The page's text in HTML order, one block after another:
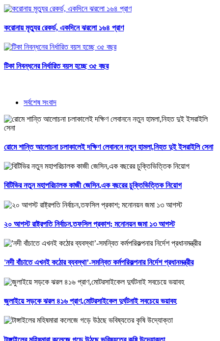
করোনায় মৃত্যুর রেকর্ড, একদিনে ঝরলো ১৬৪ প্রাণ
টিকা নিবন্ধনের নির্ধারিত বয়স হচ্ছে ৩৫ বছর
সর্বশেষ সংবাদ
রোমে শান্তি আলোচনা চলাকালেই দক্ষিণ লেবাননে নতুন হামলা,নিহত দুই ইসরাইলি সেনা
বিটিভির নতুন মহাপরিচালক কাজী জেসিন,এক বছরের চুক্তিভিত্তিক নিয়োগ
২০ আগস্ট রাষ্ট্রপতি নির্বাচন,তফসিল প্রকাশ; মনোনয়ন জমা ১৩ আগস্ট
'নদী বাঁচাতে এখনই কঠোর ব্যবস্থা’-সমন্বিত কর্মপরিকল্পনার নির্দেশ প্রধানমন্ত্রীর
জুলাইয়ে সড়কে ঝরল ৪১৬ প্রাণ,মোটরসাইকেল দুর্ঘটনাই সবচেয়ে ভয়াবহ